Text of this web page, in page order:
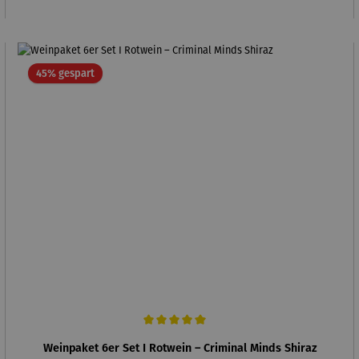
45% gespartRabatt
Weinpaket 6er Set I Rotwein – Criminal Minds Shiraz